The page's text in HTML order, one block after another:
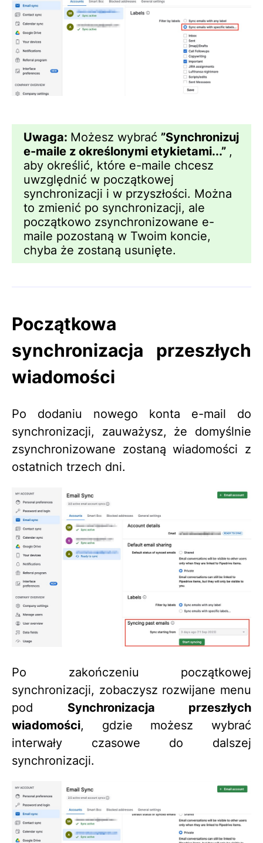
Uwaga: Możesz wybrać ”Synchronizuj
e-maile z określonymi etykietami...” ,
aby określić, które e-maile chcesz
uwzględnić w początkowej
synchronizacji i w przyszłości. Można
to zmienić po synchronizacji, ale
początkowo zsynchronizowane e-
maile pozostaną w Twoim koncie,
chyba że zostaną usunięte.
Początkowa
synchronizacja przeszłych
wiadomości
Po dodaniu nowego konta e-mail do
synchronizacji, zauważysz, że domyślnie
zsynchronizowane zostaną wiadomości z
ostatnich trzech dni.
Po zakończeniu początkowej
synchronizacji, zobaczysz rozwijane menu
pod Synchronizacja przeszłych
wiadomości, gdzie możesz wybrać
interwały czasowe do dalszej
synchronizacji.